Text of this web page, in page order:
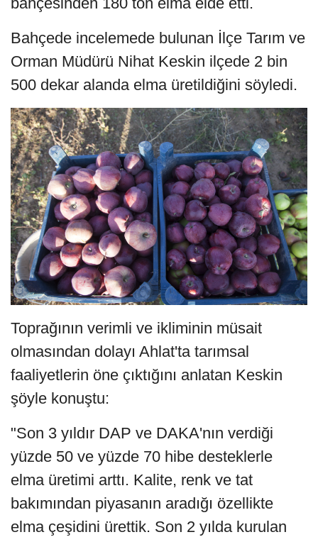
Bahçede incelemede bulunan İlçe Tarım ve
Orman Müdürü Nihat Keskin ilçede 2 bin
500 dekar alanda elma üretildiğini söyledi.
Toprağının verimli ve ikliminin müsait
olmasından dolayı Ahlat'ta tarımsal
faaliyetlerin öne çıktığını anlatan Keskin
şöyle konuştu:
"Son 3 yıldır DAP ve DAKA'nın verdiği
yüzde 50 ve yüzde 70 hibe desteklerle
elma üretimi arttı. Kalite, renk ve tat
bakımından piyasanın aradığı özellikte
elma çeşidini ürettik. Son 2 yılda kurulan